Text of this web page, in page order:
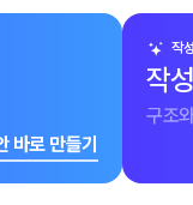
바로 만들기
작
작
구조